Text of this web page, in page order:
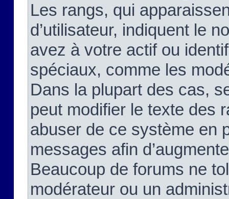
Les rangs, qui
d’utilisateur, indiquent le
avez à votre actif ou
spéciaux, comme les
Dans la plupart des cas,
peut modifier le texte des
abuser de ce système en
messages afin
Beaucoup de forums ne
modérateur ou un